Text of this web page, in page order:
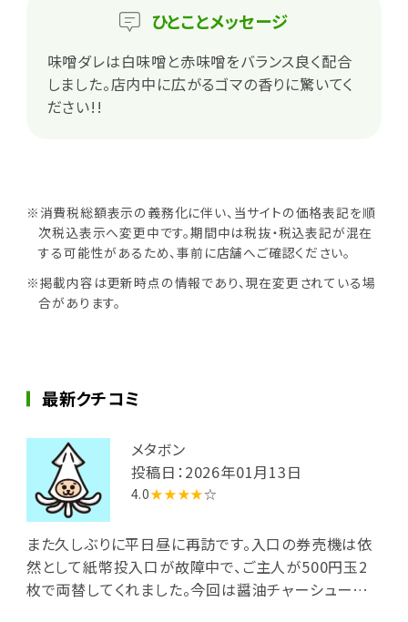
ひとことメッセージ
味噌ダレは白味噌と赤味噌をバランス良く配合
しました。店内中に広がるゴマの香りに驚いてく
ださい!!
※消費税総額表示の義務化に伴い、当サイトの価格表記を順
次税込表示へ変更中です。期間中は税抜・税込表記が混在
する可能性があるため、事前に店舗へご確認ください。
※掲載内容は更新時点の情報であり、現在変更されている場
合があります。
最新クチコミ
メタボン
投稿日：2026年01月13日
4.0★★★★☆
また久しぶりに平日昼に再訪です。入口の券売機は依
然として紙幣投入口が故障中で、ご主人が500円玉2
枚で両替してくれました。今回は醤油チャーシューメン